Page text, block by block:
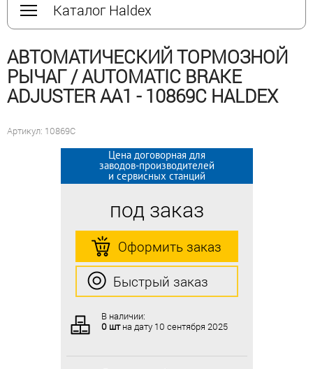
Каталог Haldex
АВТОМАТИЧЕСКИЙ ТОРМОЗНОЙ
РЫЧАГ / AUTOMATIC BRAKE
ADJUSTER AA1 - 10869C HALDEX
Артикул: 10869C
Цена договорная для
заводов-производителей
и сервисных станций
под заказ
Оформить заказ
Быстрый заказ
В наличии:
0 штна дату 10 сентября 2025
Цена договорная для
заводов-производителей
и сервисных станций
под заказ
Оформить заказ
Быстрый заказ
В наличии:
0 штна дату 10 сентября 2025